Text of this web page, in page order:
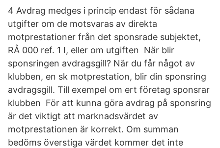
4 Avdrag medges i princip endast för sådana
utgifter om de motsvaras av direkta
motprestationer från det sponsrade subjektet,
RÅ 000 ref. 1 I, eller om utgiften När blir
sponsringen avdragsgill? När du får något av
klubben, en sk motprestation, blir din sponsring
avdragsgill. Till exempel om ert företag sponsrar
klubben För att kunna göra avdrag på sponsring
är det viktigt att marknadsvärdet av
motprestationen är korrekt. Om summan
bedöms överstiga värdet kommer det inte